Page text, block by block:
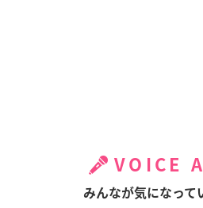
VOICE
みんなが気になって